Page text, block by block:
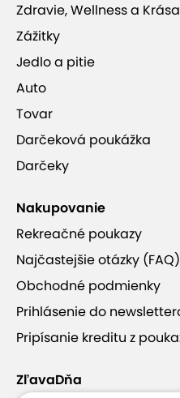
snowboardov a ski
deti a začiatočníkov.
Zdravie, Wellness a Krása
Zážitky
Jedlo a pitie
Auto
Tovar
Darčeková poukážka
Darčeky
Nakupovanie
Rekreačné poukazy
Najčastejšie otázky (FAQ)
Obchodné podmienky
Prihlásenie do
Pripísanie kreditu z
ZľavaDňa